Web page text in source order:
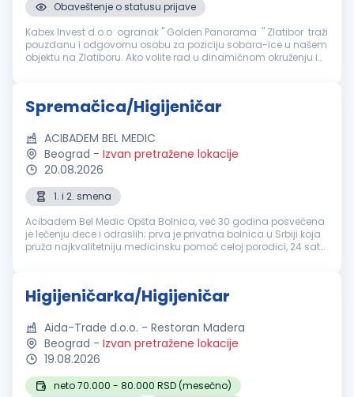
Obaveštenje o statusu prijave
Kabex Invest d.o.o ogranak " Golden Panorama " Zlatibor traži
pouzdanu i odgovornu osobu za poziciju sobara-ice u našem
objektu na Zlatiboru. Ako volite rad u dinamičnom okruženju i
Spremačica/Higijeničar
ACIBADEM BEL MEDIC
Beograd - Izvan pretražene lokacije
20.08.2026
1. i 2. smena
Acibadem Bel Medic Opšta Bolnica, već 30 godina posvećena
je lečenju dece i odraslih; prva je privatna bolnica u Srbiji koja
pruža najkvalitetniju medicinsku pomoć celoj porodici, 24 sata
Higijeničarka/Higijeničar
Aida-Trade d.o.o. - Restoran Madera
Beograd - Izvan pretražene lokacije
19.08.2026
neto 70.000 - 80.000 RSD (mesečno)